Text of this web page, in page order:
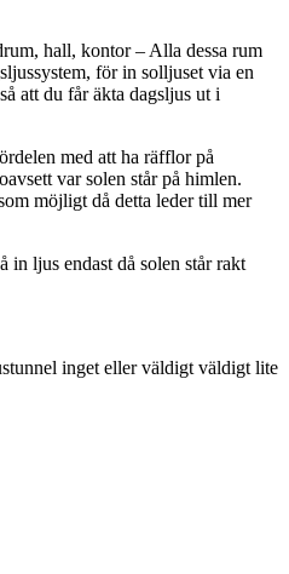
hall, kontor – Alla dessa rum
för in solljuset via en
att du får äkta dagsljus ut i
med att ha räfflor på
var solen står på himlen.
möjligt då detta leder till mer
in ljus endast då solen står rakt
inget eller väldigt väldigt lite